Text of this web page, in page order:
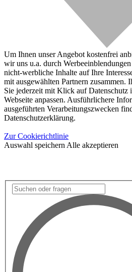
Um Ihnen unser Angebot kostenfrei
wir uns u.a. durch
nicht-werbliche Inhalte auf Ihre
mit ausgewählten Partnern zusammen.
Sie jederzeit mit Klick auf Datenschutz
Webseite anpassen. Ausführlichere
ausgeführten Verarbeitungszwecken
Datenschutzerklärung.
Zur Cookierichtlinie
Auswahl speichern Alle akzeptieren